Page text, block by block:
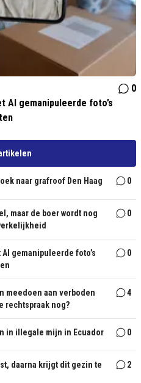
0
gemanipuleerde foto’s
naar grafroof Den Haag 0
maar de boer wordt nog
0
gemanipuleerde foto’s
0
meedoen aan verboden
rechtspraak nog?
4
in illegale mijn in Ecuador 0
daarna krijgt dit gezin te
2